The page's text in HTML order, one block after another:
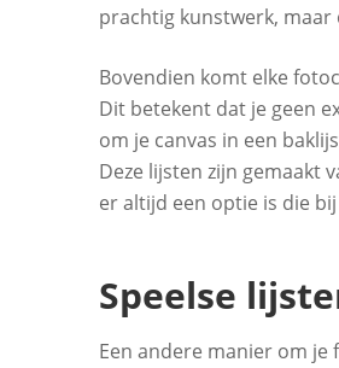
prachtig kunstwerk,
Bovendien komt elke
Dit betekent dat je geen
om je canvas in een
Deze lijsten zijn gemaakt
er altijd een optie is die
Speelse
Een andere manier om je